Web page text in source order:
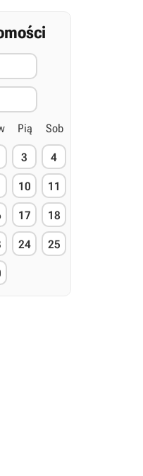
Pią Sob
3 4
10 11
17 18
24 25